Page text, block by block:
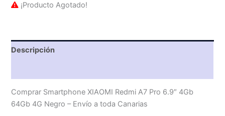
¡Producto Agotado!
Descripción
Comprar Smartphone XIAOMI Redmi A7 Pro 6.9″ 4Gb
64Gb 4G Negro – Envío a toda Canarias